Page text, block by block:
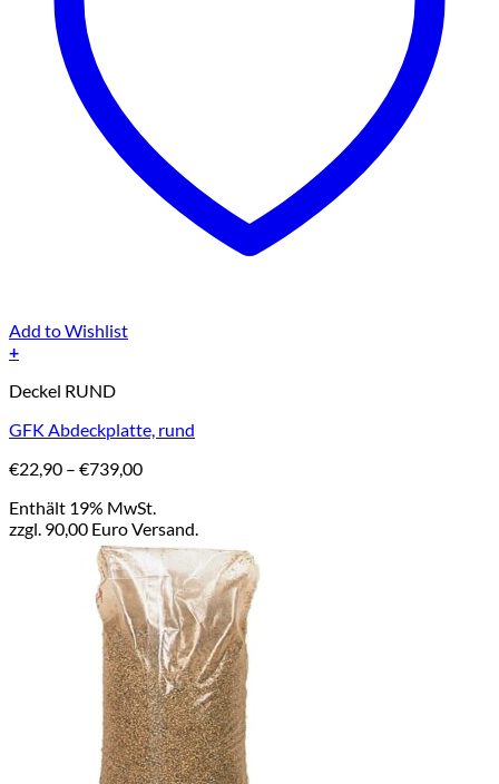
Add to Wishlist
+
Produkt
mehrere
auf.
Die
Optionen
können
Produktseite
Deckel RUND
GFK Abdeckplatte, rund
€22,90 – €739,00Preisspanne:
bis
€739,00
Enthält 19% MwSt.
zzgl. 90,00 Euro Versand.